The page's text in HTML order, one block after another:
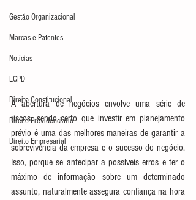
Gestão Organizacional
Marcas e Patentes
Notícias
LGPD
Direito Constitucional
Direito Previdenciário
Direito Empresarial
A abertura de negócios envolve uma série de
riscos, sendo certo que investir em planejamento
prévio é uma das melhores maneiras de garantir a
sobrevivência da empresa e o sucesso do negócio.
Isso, porque se antecipar a possíveis erros e ter o
máximo de informação sobre um determinado
assunto, naturalmente assegura confiança na hora